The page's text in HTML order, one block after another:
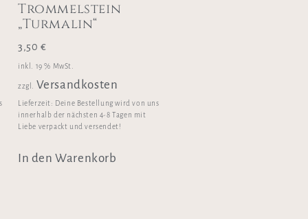
Trommelstein
„Turmalin“
3,50 €
inkl. 19 % MwSt.
zzgl. Versandkosten
Lieferzeit: Deine Bestellung wird von uns
innerhalb der nächsten 4-8 Tagen mit
Liebe verpackt und versendet!
In den Warenkorb